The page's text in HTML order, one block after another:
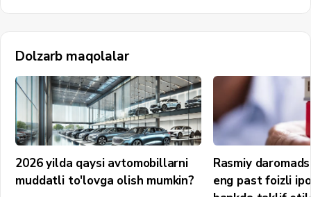
Dolzarb maqolalar
2026 yilda qaysi avtomobillarni
muddatli to'lovga olish mumkin?
Rasmiy
eng past foizli